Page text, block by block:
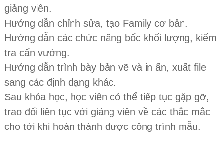
giảng viên.
Hướng dẫn chỉnh sửa, tạo Family cơ bản.
Hướng dẫn các chức năng bốc khối lượng, kiểm
tra cấn vướng.
Hướng dẫn trình bày bản vẽ và in ấn, xuất file
sang các định dạng khác.
Sau khóa học, học viên có thể tiếp tục gặp gỡ,
trao đổi liên tục với giảng viên về các thắc mắc
cho tới khi hoàn thành được công trình mẫu.